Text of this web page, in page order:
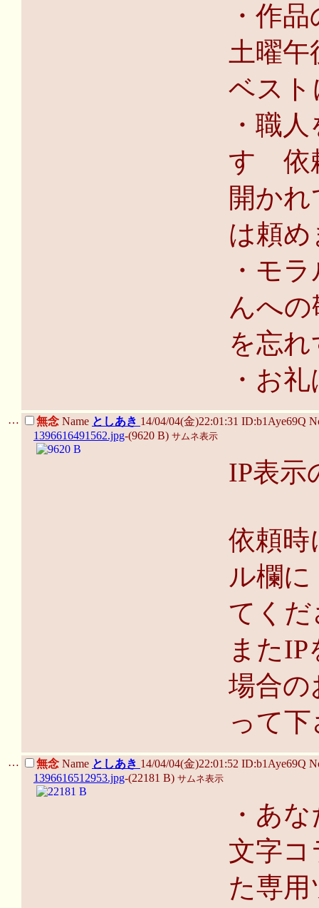
・作
土曜
ベス
・職
す 依
開か
は頼
・モ
んへ
を忘
・お
… 無念 Name としあき 14/04/04(金)22:01:31 ID:b1Aye69Q
1396616491562.jpg-(9620 B) サムネ表示
IP表示
依頼時
ル欄に
てくだ
また
場合の
って
… 無念 Name としあき 14/04/04(金)22:01:52 ID:b1Aye69Q
1396616512953.jpg-(22181 B) サムネ表示
・あ
文字
た専